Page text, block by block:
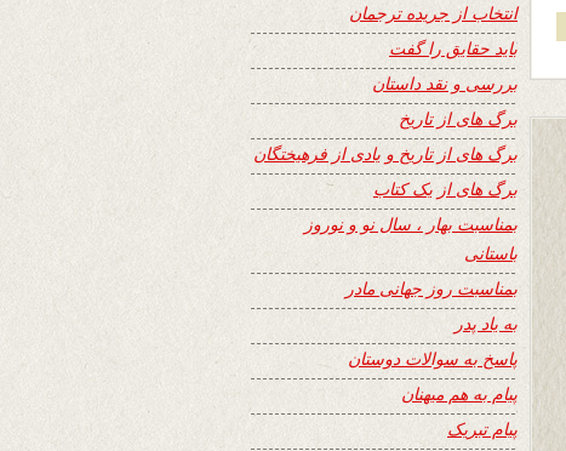
انتخاب از جریده ترجمان
باید حقایق را گفت
بررسی و نقد داستان
برگ های از تاریخ
برگ های از تاریخ و یادی از فرهیختگان
برگ های از یک کتاب
بمناسبت بهار ، سال نو و نوروز
باستانی
بمناسبت روز جهانی مادر
به یاد پدر
پاسخ به سوالات دوستان
پیام به هم میهنان
پیام تبریک